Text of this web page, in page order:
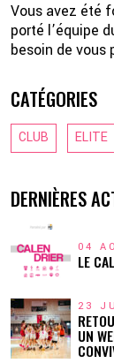
Vous avez été
porté l’équipe
besoin de vous
CATÉGORIES
CLUB ELITE
DERNIÈRES
04
LE
23
UN